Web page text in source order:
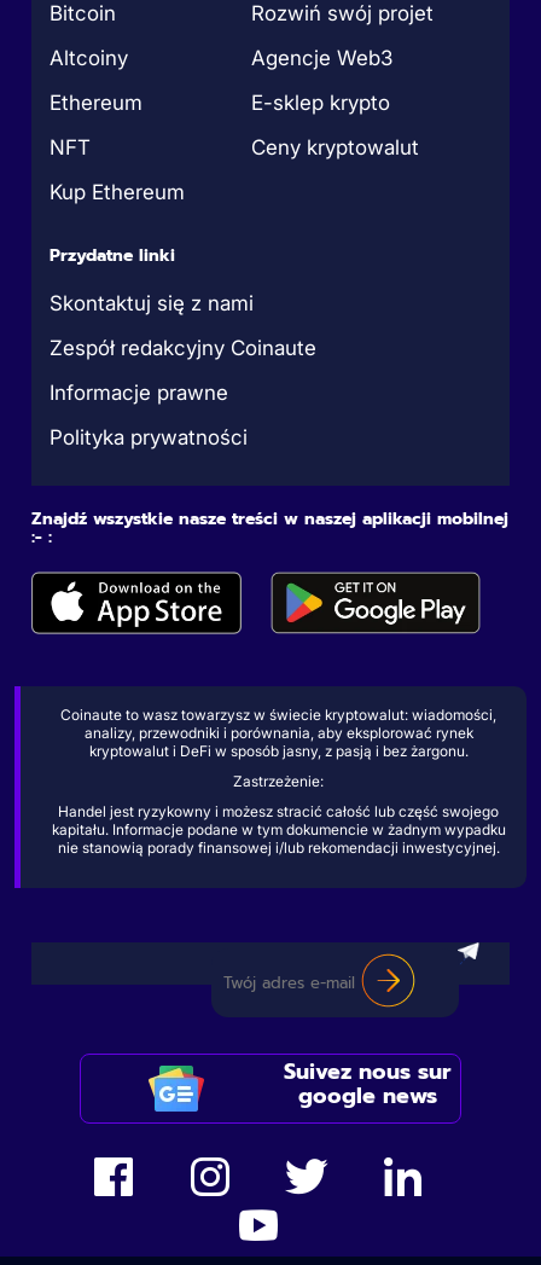
Bitcoin
Altcoiny
Ethereum
NFT
Kup Ethereum
Rozwiń swój projet
Agencje Web3
E-sklep krypto
Ceny kryptowalut
Przydatne linki
Skontaktuj się z nami
Zespół redakcyjny Coinaute
Informacje prawne
Polityka prywatności
Znajdź wszystkie nasze treści w naszej aplikacji mobilnej
:- :
Coinaute to wasz towarzysz w świecie kryptowalut: wiadomości,
analizy, przewodniki i porównania, aby eksplorować rynek
kryptowalut i DeFi w sposób jasny, z pasją i bez żargonu.
Zastrzeżenie:
Handel jest ryzykowny i możesz stracić całość lub część swojego
kapitału. Informacje podane w tym dokumencie w żadnym wypadku
nie stanowią porady finansowej i/lub rekomendacji inwestycyjnej.
Suivez nous sur
google news